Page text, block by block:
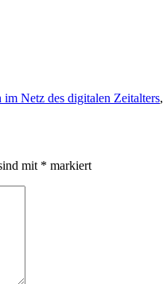
Netz des digitalen Zeitalters,
mit * markiert